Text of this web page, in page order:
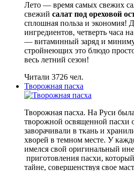
Лето — время самых свежих
свежий салат под ореховой
сплошная польза и экономия!
ингредиентов, четверть часа
— витаминный заряд и
стройнеющих это блюдо
весь летний сезон!
Читали 3726 чел.
Творожная пасха
Творожная пасха. На Руси
творожной освященной пасхи
заворачивали в ткань и
хворей в темном месте. У
имелся свой оригинальный
приготовления пасхи,
тайне, совершенствуя свое